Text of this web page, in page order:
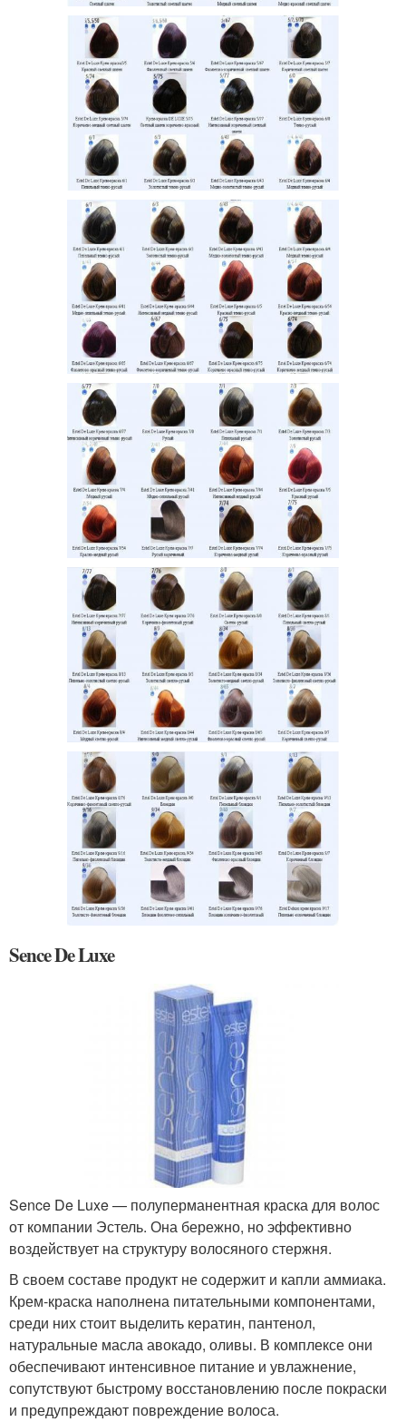
Sence De Luxe
Sence De Luxe — полуперманентная краска для волос
от компании Эстель. Она бережно, но эффективно
воздействует на структуру волосяного стержня.
В своем составе продукт не содержит и капли аммиака.
Крем-краска наполнена питательными компонентами,
среди них стоит выделить кератин, пантенол,
натуральные масла авокадо, оливы. В комплексе они
обеспечивают интенсивное питание и увлажнение,
сопутствуют быстрому восстановлению после покраски
и предупреждают повреждение волоса.